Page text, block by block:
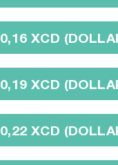
0,16 XCD
0,19 XCD
0,22 XCD